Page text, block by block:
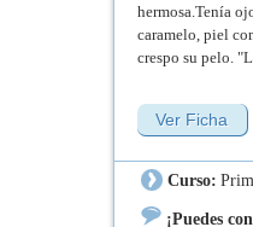
hermosa.Tenía
caramelo, piel
crespo su pelo.
su mamá que era
Ver Ficha
Curso:
¡Puedes